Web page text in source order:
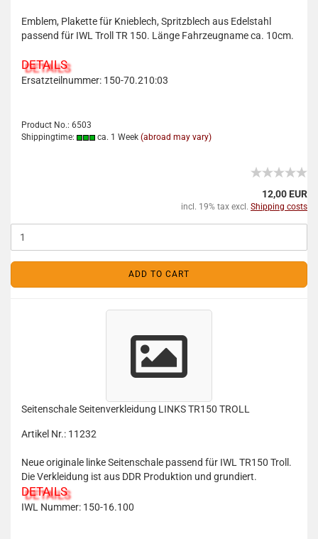
Emblem, Plakette für Knieblech, Spritzblech aus Edelstahl
passend für IWL Troll TR 150. Länge Fahrzeugname ca. 10cm.
DETAILS
Ersatzteilnummer: 150-70.210:03
Product No.: 6503
Shippingtime:
ca. 1 Week (abroad may vary)
12,00 EUR
incl. 19% tax excl. Shipping costs
ADD TO CART
Seitenschale Seitenverkleidung LINKS TR150 TROLL
Artikel Nr.: 11232
Neue originale linke Seitenschale passend für IWL TR150 Troll.
Die Verkleidung ist aus DDR Produktion und grundiert.
DETAILS
IWL Nummer: 150-16.100